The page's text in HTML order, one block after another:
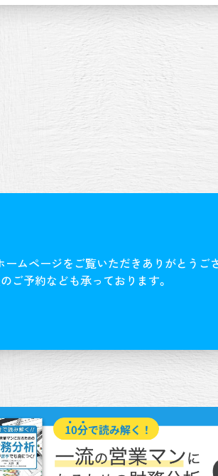
ムページをご覧いただきありがとうご
ご予約なども承っております。